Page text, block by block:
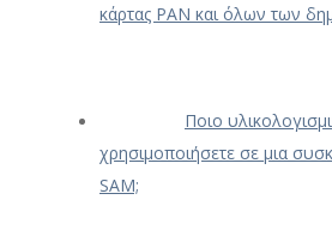
κάρτας PAN και όλων των
Ποιο
χρησιμοποιήσετε σε μια
SAM;